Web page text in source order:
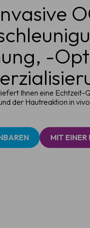
-
Ihnen eine Echtzeit-
der Hautreaktion in
MIT EINER